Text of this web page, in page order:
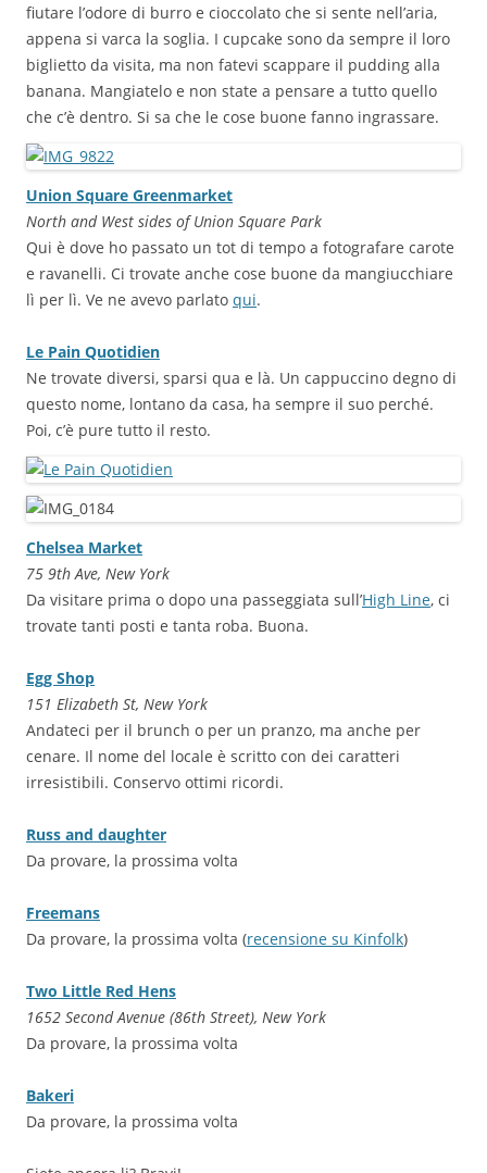
fiutare l’odore di burro e cioccolato che si sente nell’aria,
appena si varca la soglia. I cupcake sono da sempre il loro
biglietto da visita, ma non fatevi scappare il pudding alla
banana. Mangiatelo e non state a pensare a tutto quello
che c’è dentro. Si sa che le cose buone fanno ingrassare.
Union Square Greenmarket
North and West sides of Union Square Park
Qui è dove ho passato un tot di tempo a fotografare carote
e ravanelli. Ci trovate anche cose buone da mangiucchiare
lì per lì. Ve ne avevo parlato qui.
Le Pain Quotidien
Ne trovate diversi, sparsi qua e là. Un cappuccino degno di
questo nome, lontano da casa, ha sempre il suo perché.
Poi, c’è pure tutto il resto.
Chelsea Market
75 9th Ave, New York
Da visitare prima o dopo una passeggiata sull’High Line, ci
trovate tanti posti e tanta roba. Buona.
Egg Shop
151 Elizabeth St, New York
Andateci per il brunch o per un pranzo, ma anche per
cenare. Il nome del locale è scritto con dei caratteri
irresistibili. Conservo ottimi ricordi.
Russ and daughter
Da provare, la prossima volta
Freemans
Da provare, la prossima volta (recensione su Kinfolk)
Two Little Red Hens
1652 Second Avenue (86th Street), New York
Da provare, la prossima volta
Bakeri
Da provare, la prossima volta